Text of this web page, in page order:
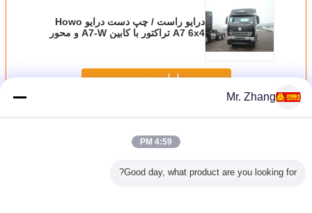
درایو راست / چپ دست درایو Howo
A7 6x4 تراکتور با کابین A7-W و محور
ادامه هید
بیشتراکتور کامیون تریلر
Mr. Zhang
4:59 PM
Good day, what product are you looking for?